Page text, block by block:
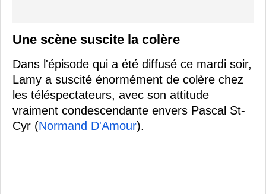
Une scène suscite la colère
Dans l'épisode qui a été diffusé ce mardi soir,
Lamy a suscité énormément de colère chez
les téléspectateurs, avec son attitude
vraiment condescendante envers Pascal St-
Cyr (Normand D'Amour).